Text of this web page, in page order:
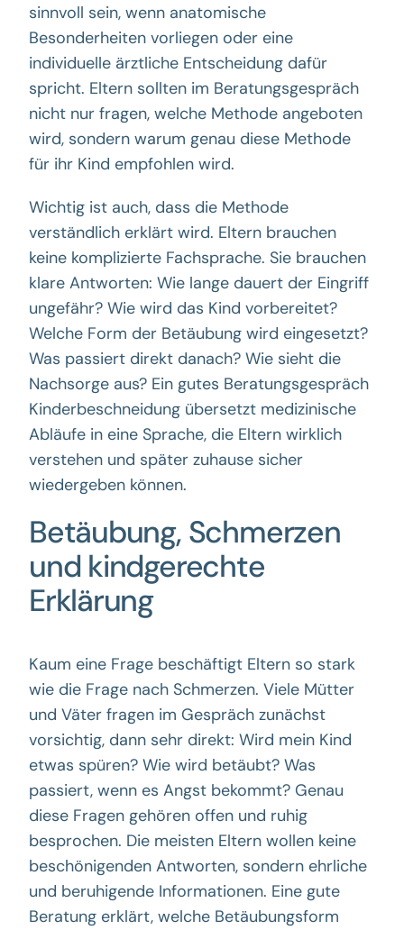
sinnvoll sein, wenn anatomische
Besonderheiten vorliegen oder eine
individuelle ärztliche Entscheidung dafür
spricht. Eltern sollten im Beratungsgespräch
nicht nur fragen, welche Methode angeboten
wird, sondern warum genau diese Methode
für ihr Kind empfohlen wird.
Wichtig ist auch, dass die Methode
verständlich erklärt wird. Eltern brauchen
keine komplizierte Fachsprache. Sie brauchen
klare Antworten: Wie lange dauert der Eingriff
ungefähr? Wie wird das Kind vorbereitet?
Welche Form der Betäubung wird eingesetzt?
Was passiert direkt danach? Wie sieht die
Nachsorge aus? Ein gutes Beratungsgespräch
Kinderbeschneidung übersetzt medizinische
Abläufe in eine Sprache, die Eltern wirklich
verstehen und später zuhause sicher
wiedergeben können.
Betäubung, Schmerzen
und kindgerechte
Erklärung
Kaum eine Frage beschäftigt Eltern so stark
wie die Frage nach Schmerzen. Viele Mütter
und Väter fragen im Gespräch zunächst
vorsichtig, dann sehr direkt: Wird mein Kind
etwas spüren? Wie wird betäubt? Was
passiert, wenn es Angst bekommt? Genau
diese Fragen gehören offen und ruhig
besprochen. Die meisten Eltern wollen keine
beschönigenden Antworten, sondern ehrliche
und beruhigende Informationen. Eine gute
Beratung erklärt, welche Betäubungsform